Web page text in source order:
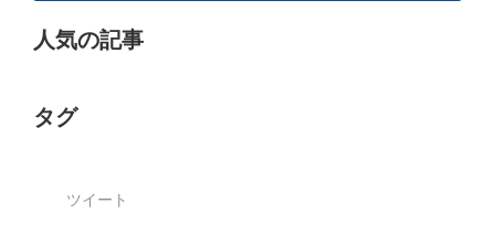
人気の記事
タグ
ツイート